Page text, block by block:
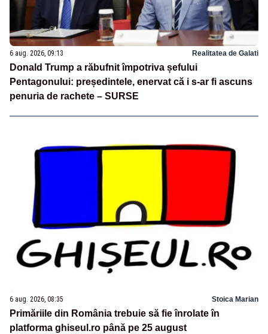
6 aug. 2026, 09:13 Realitatea de Galati
Donald Trump a răbufnit împotriva șefului
Pentagonului: președintele, enervat că i s-ar fi ascuns
penuria de rachete – SURSE
6 aug. 2026, 08:35 Stoica Marian
Primăriile din România trebuie să fie înrolate în
platforma ghiseul.ro până pe 25 august